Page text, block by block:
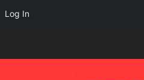
Log In